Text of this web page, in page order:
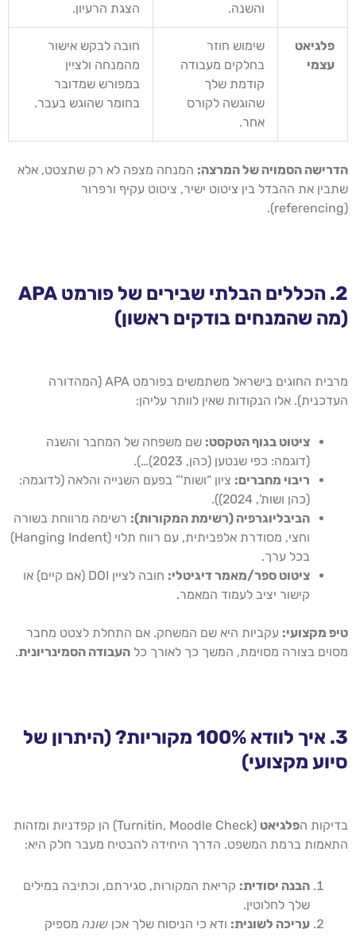
והשנה.
הצגת הרעיון.
פלגיאט
עצמי
שימוש חוזר
בחלקים מעבודה
קודמת שלך
שהוגשה לקורס
אחר.
חובה לבקש אישור
מהמנחה ולציין
במפורש שמדובר
בחומר שהוגש בעבר.
הדרישה הסמויה של המרצה: המנחה מצפה לא רק שתצטט, אלא
שתבין את ההבדל בין ציטוט ישיר, ציטוט עקיף ורפרור
(referencing).
2. הכללים הבלתי שבירים של פורמט APA
(מה שהמנחים בודקים ראשון)
מרבית החוגים בישראל משתמשים בפורמט APA (המהדורה
העדכנית). אלו הנקודות שאין לוותר עליהן:
ציטוט בגוף הטקסט: שם משפחה של המחבר והשנה
(דוגמה: כפי שנטען (כהן, 2023)…).
ריבוי מחברים: ציון “ושות'” בפעם השנייה והלאה (לדוגמה:
(כהן ושות’, 2024)).
הביבליוגרפיה (רשימת המקורות): רשימה מרווחת בשורה
וחצי, מסודרת אלפביתית, עם רווח תלוי (Hanging Indent)
בכל ערך.
ציטוט ספר/מאמר דיגיטלי:
חובה לציין DOI (אם קיים) או
קישור יציב לעמוד המאמר.
טיפ מקצועי: עקביות היא שם המשחק. אם התחלת לצטט מחבר
מסוים בצורה מסוימת, המשך כך לאורך כל העבודה הסמינריונית.
3. איך לוודא 100% מקוריות? (היתרון של
סיוע מקצועי)
בדיקות הפלגיאט
(Turnitin, Moodle Check) הן קפדניות ומזהות
התאמות ברמת המשפט. הדרך היחידה להבטיח מעבר חלק היא:
הבנה יסודית: קריאת המקורות, סגירתם, וכתיבה במילים
שלך לחלוטין.
עריכה לשונית: ודא כי הניסוח שלך אכן שונה מספיק